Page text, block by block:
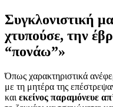
Συγκλονιστική
χτυπούσε, την
“πονάω”»
Όπως χαρακτηριστικά
με τη μητέρα της
καιεκείνος παραμόνευε